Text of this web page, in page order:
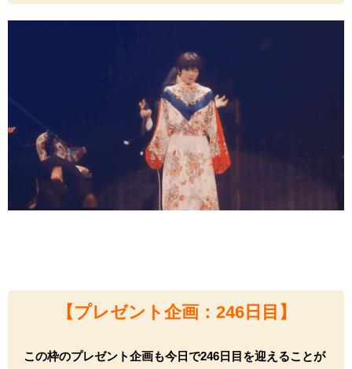
【プレゼント企画：246日目】
この枠のプレゼント企画も今日で246日目を迎えることが